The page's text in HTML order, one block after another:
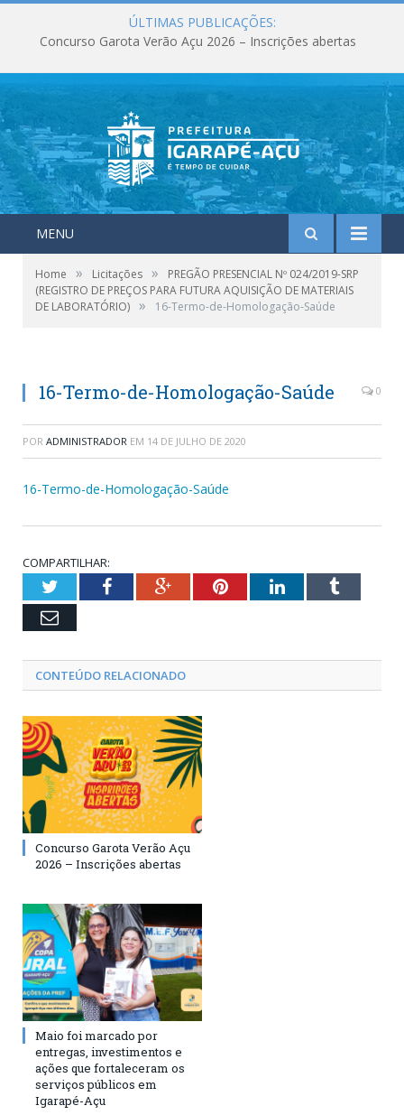
ÚLTIMAS PUBLICAÇÕES:
Concurso Garota Verão Açu 2026 – Inscrições abertas
MENU
Home » Licitações »
PREGÃO PRESENCIAL Nº 024/2019-SRP
(REGISTRO DE PREÇOS PARA FUTURA AQUISIÇÃO DE MATERIAIS
DE LABORATÓRIO) » 16-Termo-de-Homologação-Saúde
16-Termo-de-Homologação-Saúde 0
POR ADMINISTRADOR EM 14 DE JULHO DE 2020
16-Termo-de-Homologação-Saúde
COMPARTILHAR:
TwitterFacebookGoogle+PinterestLinkedInTumblr
Email
CONTEÚDO RELACIONADO
Concurso Garota Verão Açu
2026 – Inscrições abertas
Maio foi marcado por
entregas, investimentos e
ações que fortaleceram os
serviços públicos em
Igarapé-Açu